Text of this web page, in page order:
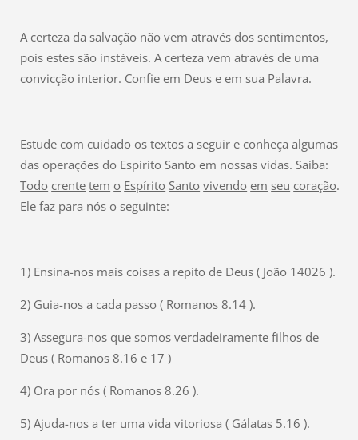
A certeza da salvação não vem através dos sentimentos,
pois estes são instáveis. A certeza vem através de uma
convicção interior. Confie em Deus e em sua Palavra.
Estude com cuidado os textos a seguir e conheça algumas
das operações do Espírito Santo em nossas vidas. Saiba:
Todo crente tem o Espírito Santo vivendo em seu coração.
Ele faz para nós o seguinte:
1) Ensina-nos mais coisas a repito de Deus ( João 14026 ).
2) Guia-nos a cada passo ( Romanos 8.14 ).
3) Assegura-nos que somos verdadeiramente filhos de
Deus ( Romanos 8.16 e 17 )
4) Ora por nós ( Romanos 8.26 ).
5) Ajuda-nos a ter uma vida vitoriosa ( Gálatas 5.16 ).